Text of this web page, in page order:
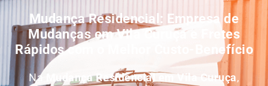
Mudança Residencial: Empresa de
Mudanças em Vila Curuça e Fretes
Rápidos com o Melhor Custo-Benefício
Na Mudança Residencial em Vila Curuça,